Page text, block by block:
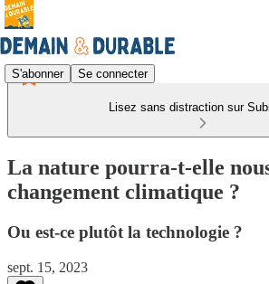
S'abonner Se connecter
Lisez sans distraction sur
La nature pourra-t-elle
changement climatique ?
Ou est-ce plutôt la technologie ?
sept. 15, 2023